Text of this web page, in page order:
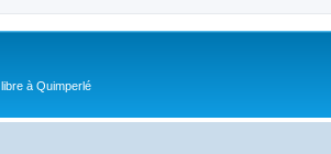
à Quimperlé